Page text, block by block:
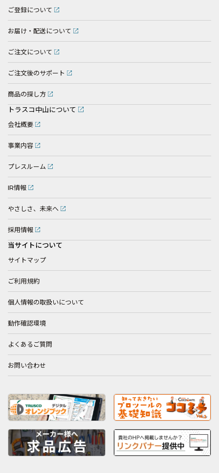
ご登録について
お届け・配送について
ご注文について
ご注文後のサポート
商品の探し方
トラスコ中山について
会社概要
事業内容
プレスルーム
IR情報
やさしさ、未来へ
採用情報
当サイトについて
サイトマップ
ご利用規約
個人情報の取扱いについて
動作確認環境
よくあるご質問
お問い合わせ